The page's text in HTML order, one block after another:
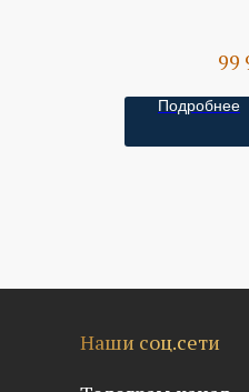
99
Подробнее
Наши соц.сети